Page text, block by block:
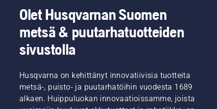
Olet Husqvarnan Suomen
metsä & puutarhatuotteiden
sivustolla
Husqvarna on kehittänyt innovatiivisia tuotteita
metsä-, puisto- ja puutarhatöihin vuodesta 1689
alkaen. Huippuluokan innovaatioissamme, joista